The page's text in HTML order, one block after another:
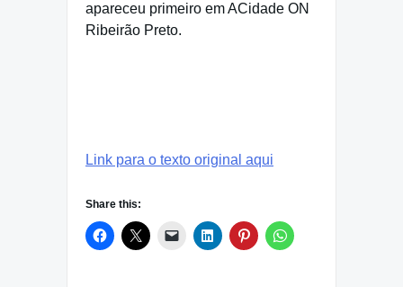
apareceu primeiro em ACidade ON
Ribeirão Preto.
Link para o texto original aqui
Share this: